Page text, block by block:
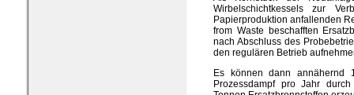
Wirbelschichtkessels zur
Papierproduktion anfallenden
from Waste beschafften
nach Abschluss des
den regulären Betrieb
Es können dann annähernd
Prozessdampf pro Jahr